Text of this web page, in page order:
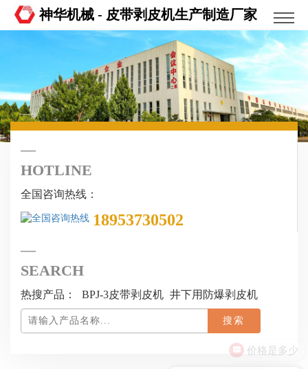
神华机械 - 皮带剥皮机生产制造厂家
HOTLINE
全国咨询热线：
18953730502
SEARCH
热搜产品： BPJ-3皮带剥皮机 井下用防爆剥皮机
价格是多少